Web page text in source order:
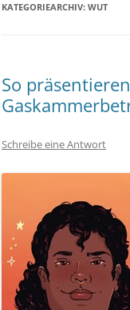
KATEGORIEARCHIV: WUT
So
Schreibe eine Antwort